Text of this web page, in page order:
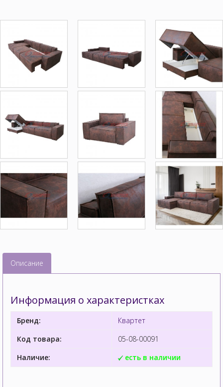
Описание
Информация о характеристках
Бренд:
Квартет
Код товара:
05-08-00091
Наличие:
есть в наличии